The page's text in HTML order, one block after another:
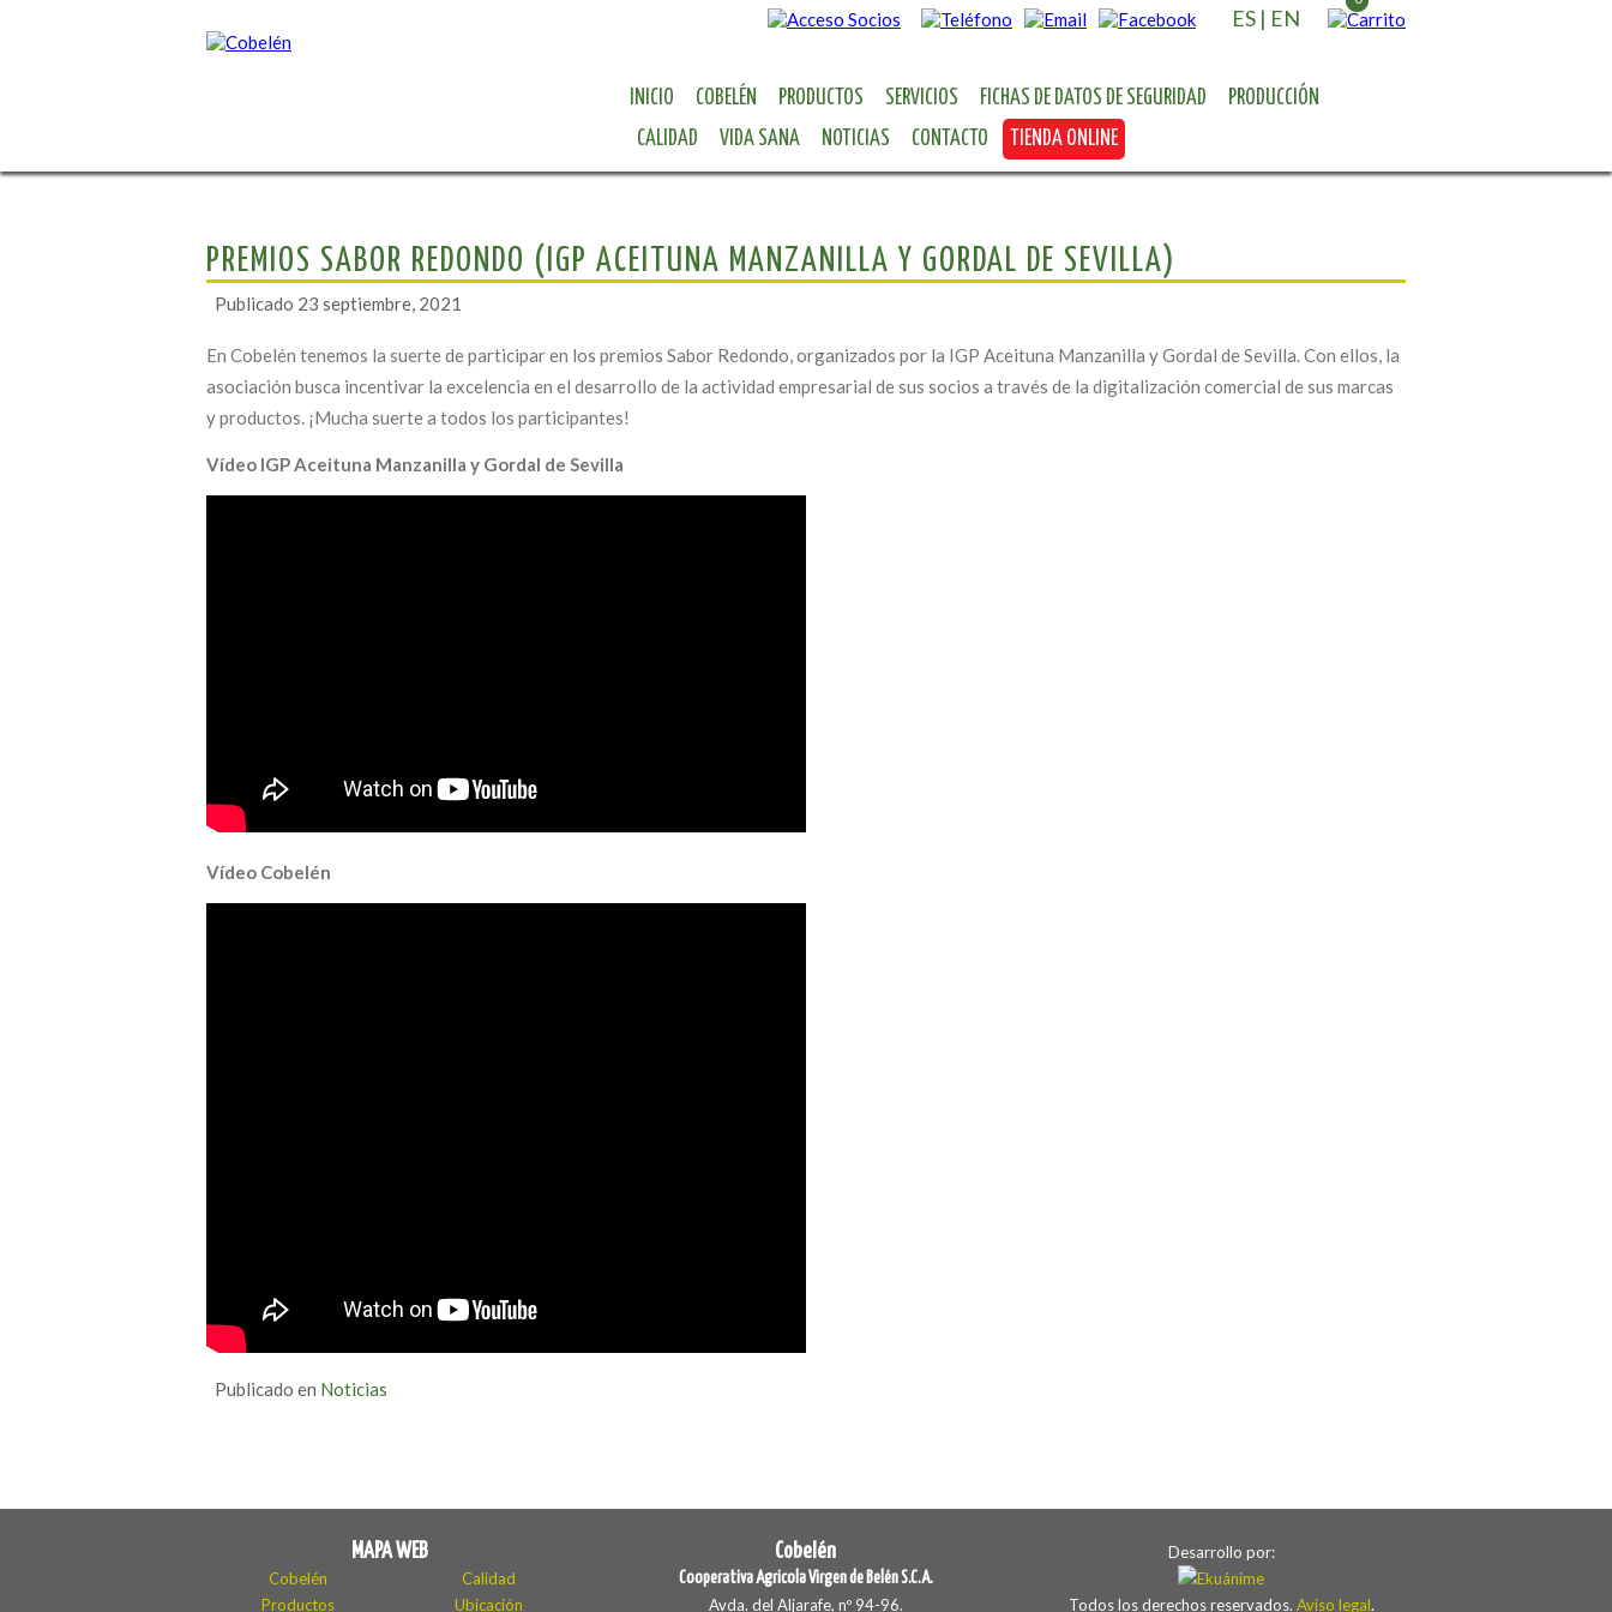
ES | EN
INICIO COBELÉN PRODUCTOS SERVICIOS FICHAS DE DATOS DE SEGURIDAD
PRODUCCIÓN
CALIDAD
VIDA SANA NOTICIAS CONTACTO TIENDA ONLINE
PREMIOS SABOR REDONDO (IGP ACEITUNA MANZANILLA Y GORDAL DE SEVILLA)
Publicado 23 septiembre, 2021
En Cobelén tenemos la suerte de participar en los premios Sabor Redondo, organizados por la IGP Aceituna Manzanilla y Gordal de Sevilla. Con ellos, la
asociación busca incentivar la excelencia en el desarrollo de la actividad empresarial de sus socios a través de la digitalización comercial de sus marcas
y productos. ¡Mucha suerte a todos los participantes!
Vídeo IGP Aceituna Manzanilla y Gordal de Sevilla
Vídeo Cobelén
Publicado en Noticias
MAPA WEB
Cobelén
Productos
Calidad
Ubicación
Cobelén
Cooperativa Agricola Virgen de Belén S.C.A.
Avda. del Aljarafe, nº 94-96.
Desarrollo por:
Todos los derechos reservados. Aviso legal.